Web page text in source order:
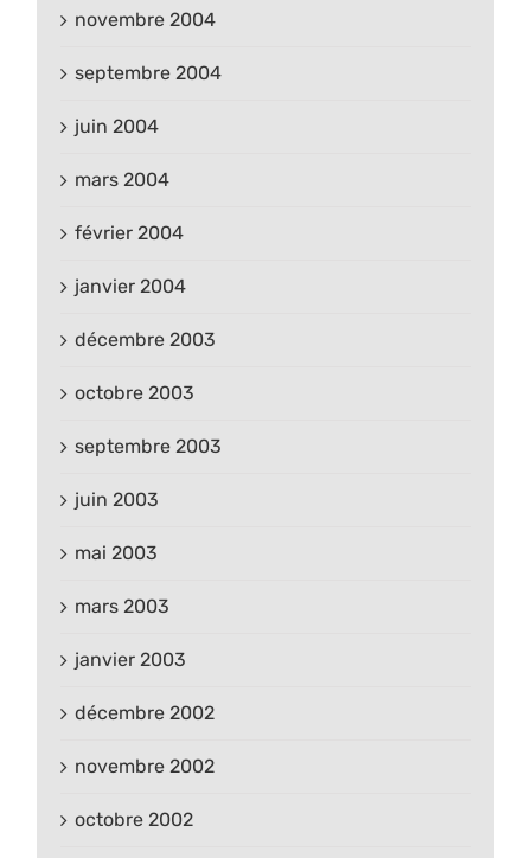
novembre 2004
septembre 2004
juin 2004
mars 2004
février 2004
janvier 2004
décembre 2003
octobre 2003
septembre 2003
juin 2003
mai 2003
mars 2003
janvier 2003
décembre 2002
novembre 2002
octobre 2002